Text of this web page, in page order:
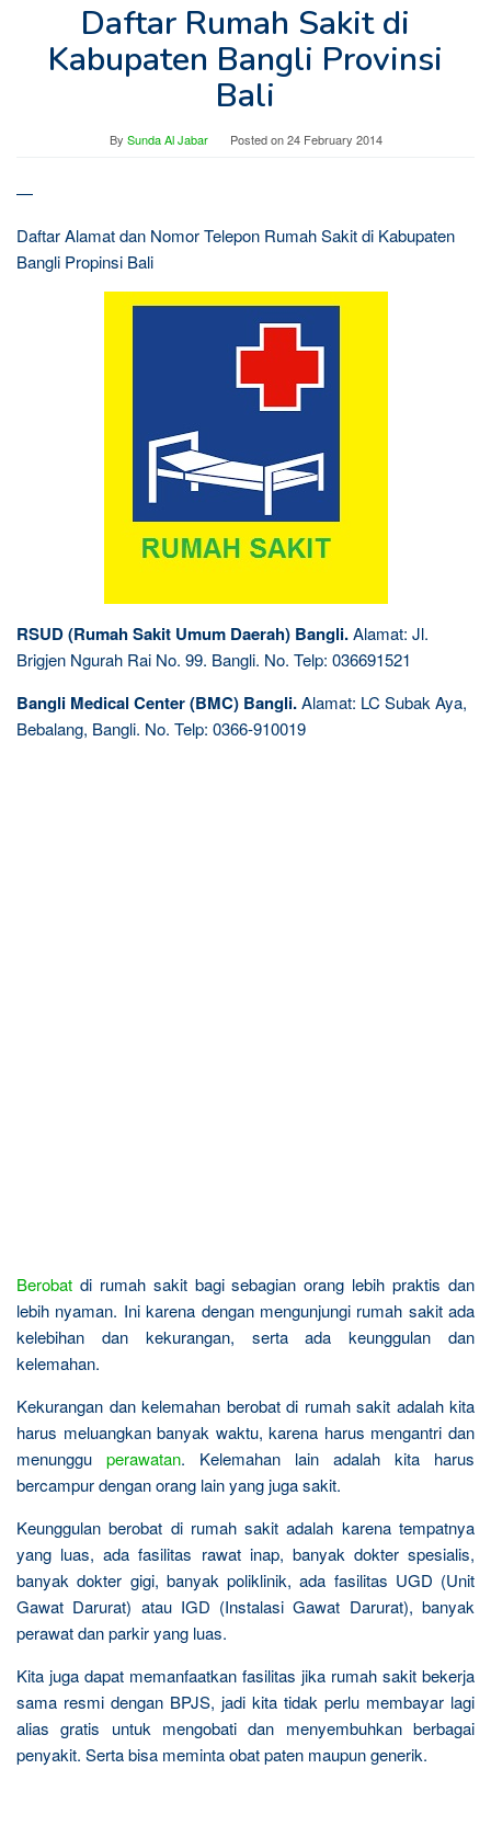
Daftar Rumah Sakit di
Kabupaten Bangli Provinsi
Bali
By Sunda Al Jabar Posted on24 February 2014
—
Daftar Alamat dan Nomor Telepon Rumah Sakit di Kabupaten
Bangli Propinsi Bali
RSUD (Rumah Sakit Umum Daerah) Bangli.Alamat: Jl.
Brigjen Ngurah Rai No. 99. Bangli. No. Telp: 036691521
Bangli Medical Center (BMC) Bangli.Alamat: LC Subak Aya,
Bebalang, Bangli. No. Telp: 0366-910019
Berobat di rumah sakit bagi sebagian orang lebih praktis dan
lebih nyaman. Ini karena dengan mengunjungi rumah sakit ada
kelebihan dan kekurangan, serta ada keunggulan dan
kelemahan.
Kekurangan dan kelemahan berobat di rumah sakit adalah kita
harus meluangkan banyak waktu, karena harus mengantri dan
menunggu perawatan. Kelemahan lain adalah kita harus
bercampur dengan orang lain yang juga sakit.
Keunggulan berobat di rumah sakit adalah karena tempatnya
yang luas, ada fasilitas rawat inap, banyak dokter spesialis,
banyak dokter gigi, banyak poliklinik, ada fasilitas UGD (Unit
Gawat Darurat) atau IGD (Instalasi Gawat Darurat), banyak
perawat dan parkir yang luas.
Kita juga dapat memanfaatkan fasilitas jika rumah sakit bekerja
sama resmi dengan BPJS, jadi kita tidak perlu membayar lagi
alias gratis untuk mengobati dan menyembuhkan berbagai
penyakit. Serta bisa meminta obat paten maupun generik.